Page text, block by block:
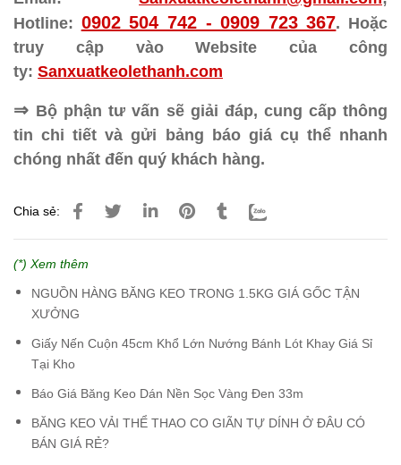
Hotline: 0902 504 742 - 0909 723 367. Hoặc
truy cập vào Website của công
ty: Sanxuatkeolethanh.com
⇒ Bộ phận tư vấn sẽ giải đáp, cung cấp thông
tin chi tiết và gửi bảng báo giá cụ thể nhanh
chóng nhất đến quý khách hàng.
Chia sẻ:
(*) Xem thêm
NGUỒN HÀNG BĂNG KEO TRONG 1.5KG GIÁ GỐC TẬN
XƯỞNG
Giấy Nến Cuộn 45cm Khổ Lớn Nướng Bánh Lót Khay Giá Sỉ
Tại Kho
Báo Giá Băng Keo Dán Nền Sọc Vàng Đen 33m
BĂNG KEO VẢI THỂ THAO CO GIÃN TỰ DÍNH Ở ĐÂU CÓ
BÁN GIÁ RẺ?